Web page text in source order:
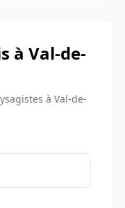
à Val-de-
à Val-de-